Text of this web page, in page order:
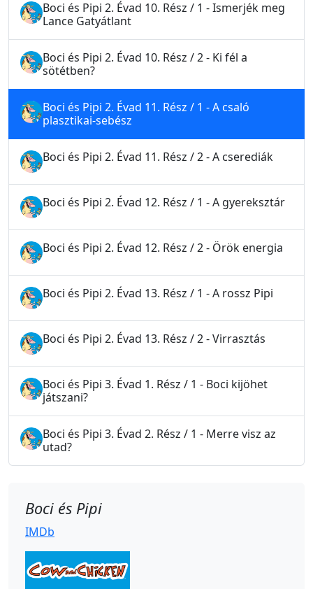
Boci és Pipi 2. Évad 10. Rész / 1 - Ismerjék meg
Lance Gatyátlant
Boci és Pipi 2. Évad 10. Rész / 2 - Ki fél a
sötétben?
Boci és Pipi 2. Évad 11. Rész / 1 - A csaló
plasztikai-sebész
Boci és Pipi 2. Évad 11. Rész / 2 - A cserediák
Boci és Pipi 2. Évad 12. Rész / 1 - A gyereksztár
Boci és Pipi 2. Évad 12. Rész / 2 - Örök energia
Boci és Pipi 2. Évad 13. Rész / 1 - A rossz Pipi
Boci és Pipi 2. Évad 13. Rész / 2 - Virrasztás
Boci és Pipi 3. Évad 1. Rész / 1 - Boci kijöhet
játszani?
Boci és Pipi 3. Évad 2. Rész / 1 - Merre visz az
utad?
Boci és Pipi
IMDb